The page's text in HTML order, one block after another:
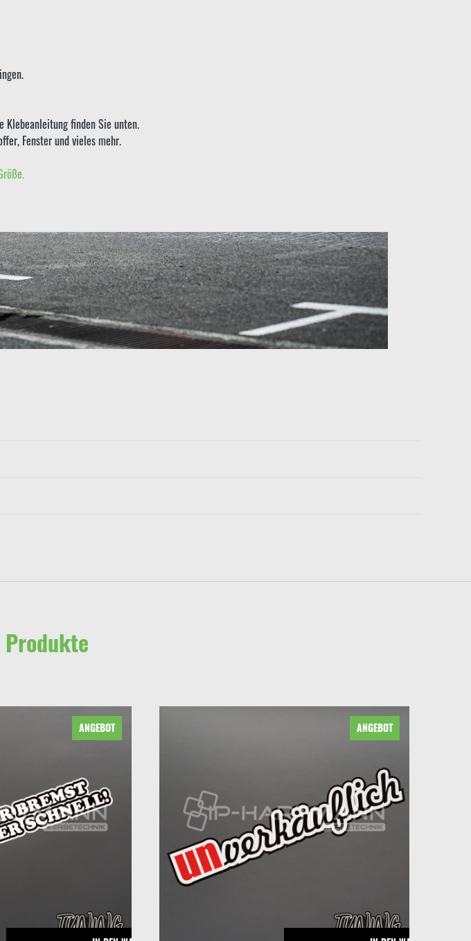
Klebeanleitung finden Sie unten.
Fenster und vieles mehr.
ANGEBOT ANGEBOT